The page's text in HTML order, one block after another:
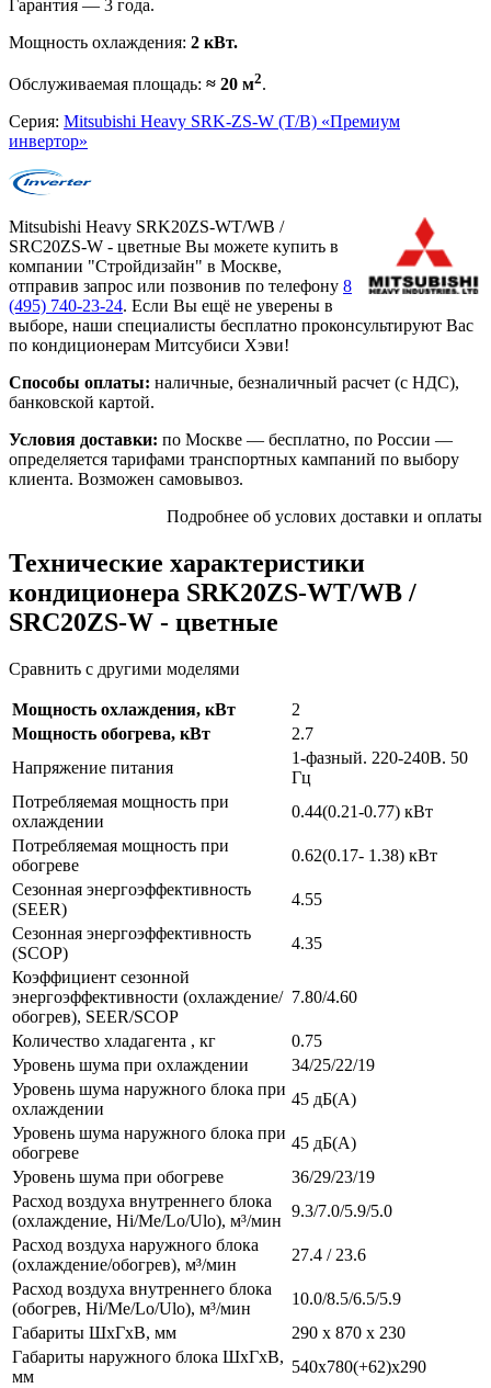
Гарантия — 3 года.
Мощность охлаждения: 2 кВт.
Обслуживаемая площадь: ≈ 20 м2.
Серия: Mitsubishi Heavy SRK-ZS-W (T/B) «Премиум
инвертор»
Mitsubishi Heavy SRK20ZS-WT/WB /
SRC20ZS-W - цветные Вы можете купить в
компании "Стройдизайн" в Москве,
отправив запрос или позвонив по телефону 8
(495) 740-23-24. Если Вы ещё не уверены в
выборе, наши специалисты бесплатно проконсультируют Вас
по кондиционерам Митсубиси Хэви!
Способы оплаты: наличные, безналичный расчет (с НДС),
банковской картой.
Условия доставки: по Москве — бесплатно, по России —
определяется тарифами транспортных кампаний по выбору
клиента. Возможен самовывоз.
Подробнее об услових доставки и оплаты
Технические характеристики
кондиционера SRK20ZS-WT/WB /
SRC20ZS-W - цветные
Сравнить с другими моделями
Мощность охлаждения, кВт
2
Мощность обогрева, кВт
2.7
Напряжение питания
1-фазный. 220-240В. 50
Гц
Потребляемая мощность при
охлаждении
0.44(0.21-0.77) кВт
Потребляемая мощность при
обогреве
0.62(0.17- 1.38) кВт
Сезонная энергоэффективность
(SEER)
4.55
Сезонная энергоэффективность
(SCOP)
4.35
Коэффициент сезонной
энергоэффективности (охлаждение/
обогрев), SEER/SCOP
7.80/4.60
Количество хладагента , кг
0.75
Уровень шума при охлаждении
34/25/22/19
Уровень шума наружного блока при
охлаждении
45 дБ(А)
Уровень шума наружного блока при
обогреве
45 дБ(А)
Уровень шума при обогреве
36/29/23/19
Расход воздуха внутреннего блока
(охлаждение, Hi/Me/Lo/Ulo), м³/мин
9.3/7.0/5.9/5.0
Расход воздуха наружного блока
(охлаждение/обогрев), м³/мин
27.4 / 23.6
Расход воздуха внутреннего блока
(обогрев, Hi/Me/Lo/Ulo), м³/мин
10.0/8.5/6.5/5.9
Габариты ШхГхВ, мм
290 x 870 x 230
Габариты наружного блока ШхГхВ,
мм
540x780(+62)x290